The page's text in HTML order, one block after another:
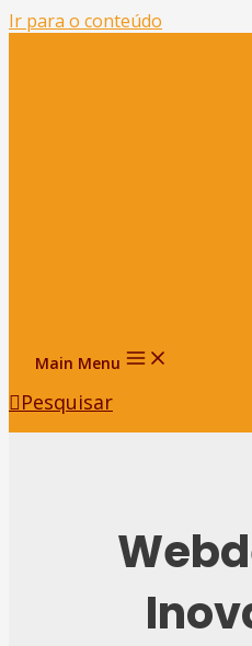
Ir para o conteúdo
Main Menu
Pesquisar